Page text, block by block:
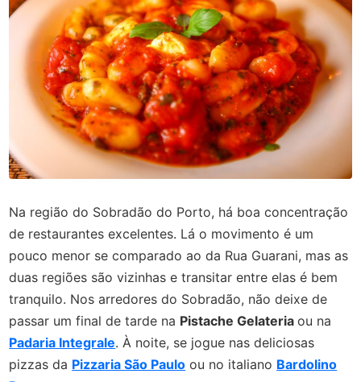
Na região do Sobradão do Porto, há boa concentração
de restaurantes excelentes. Lá o movimento é um
pouco menor se comparado ao da Rua Guarani, mas as
duas regiões são vizinhas e transitar entre elas é bem
tranquilo. Nos arredores do Sobradão, não deixe de
passar um final de tarde na Pistache Gelateriaou na
Padaria Integrale. À noite, se jogue nas deliciosas
pizzas da Pizzaria São Paulo ou no italiano Bardolino